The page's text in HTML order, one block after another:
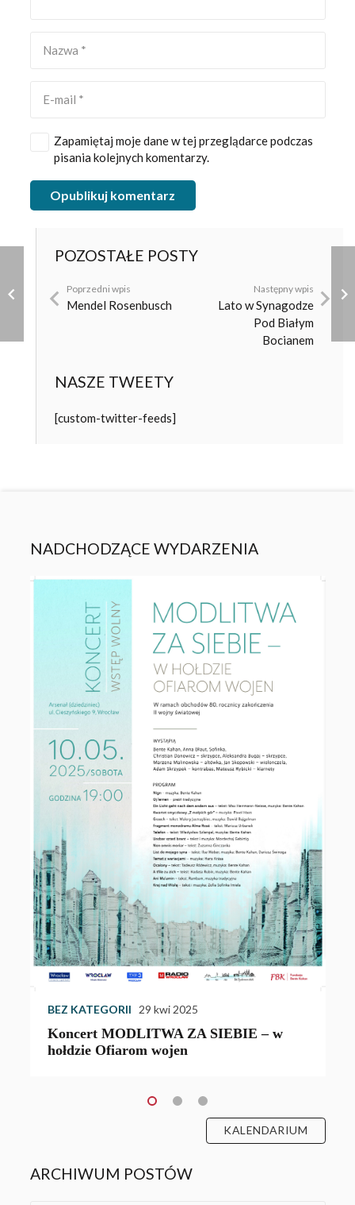
Zapamiętaj moje dane w tej przeglądarce podczas
pisania kolejnych komentarzy.
Opublikuj komentarz
POZOSTAŁE POSTY
Poprzedni wpis
Mendel Rosenbusch
Następny wpis
Lato w Synagodze
Pod Białym
Bocianem
NASZE TWEETY
[custom-twitter-feeds]
NADCHODZĄCE WYDARZENIA
29 kwi 2025
ZA SIEBIE – w
wojen
WYDARZENIA
Zapraszamy na
ul. Szewskiej 49
KALENDARIUM
ARCHIWUM POSTÓW